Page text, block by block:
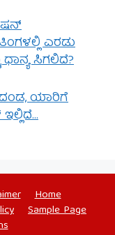
ಎರಡು
ಸಿಗಲಿದೆ?
ದಂಡ, ಯಾರಿಗೆ
Home
Sample Page